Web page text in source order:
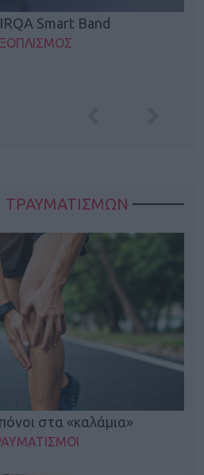
Smart Band
στα «καλάμια»